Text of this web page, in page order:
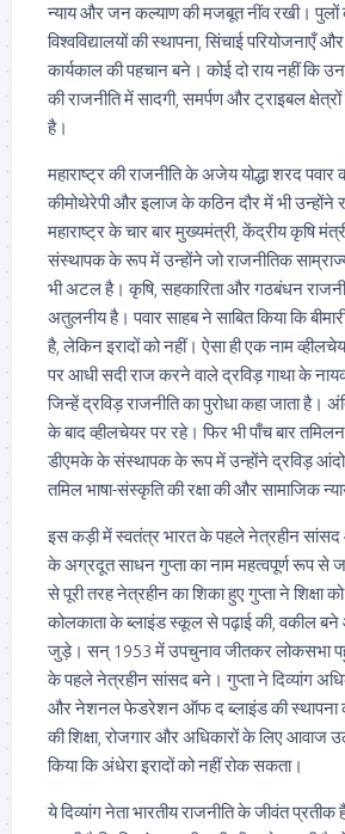
न्याय और जन कल्याण की मजबूत नींव रखी। पुलों
विश्वविद्यालयों की स्थापना, सिंचाई परियोजनाएँ
कार्यकाल की पहचान बने। कोई दो राय नहीं कि
की राजनीति में सादगी, समर्पण और ट्राइबल
है।
महाराष्ट्र की राजनीति के अजेय योद्धा शरद
कीमोथेरेपी और इलाज के कठिन दौर में भी उन्होंने
महाराष्ट्र के चार बार मुख्यमंत्री, केंद्रीय कृषि
संस्थापक के रूप में उन्होंने जो राजनीतिक
भी अटल है। कृषि, सहकारिता और गठबंधन
अतुलनीय है। पवार साहब ने साबित किया कि
है, लेकिन इरादों को नहीं। ऐसा ही एक नाम
पर आधी सदी राज करने वाले द्रविड़ गाथा के
जिन्हें द्रविड़ राजनीति का पुरोधा कहा जाता है।
के बाद व्हीलचेयर पर रहे। फिर भी पाँच बार
डीएमके के संस्थापक के रूप में उन्होंने द्रविड़
तमिल भाषा-संस्कृति की रक्षा की और सामाजिक
इस कड़ी में स्वतंत्र भारत के पहले नेत्रहीन सांसद
के अग्रदूत साधन गुप्ता का नाम महत्वपूर्ण रूप
से पूरी तरह नेत्रहीन का शिका हुए गुप्ता ने शिक्षा
कोलकाता के ब्लाइंड स्कूल से पढ़ाई की, वकील बने
जुड़े। सन् 1953 में उपचुनाव जीतकर लोकसभा
के पहले नेत्रहीन सांसद बने। गुप्ता ने दिव्यांग
और नेशनल फेडरेशन ऑफ द ब्लाइंड की स्थापना
की शिक्षा, रोजगार और अधिकारों के लिए आवाज
किया कि अंधेरा इरादों को नहीं रोक सकता।
ये दिव्यांग नेता भारतीय राजनीति के जीवंत प्रतीक